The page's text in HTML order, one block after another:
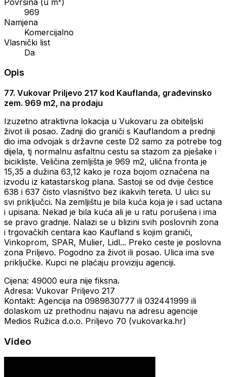
969
Namjena
Komercijalno
Vlasnički list
Da
Opis
77. Vukovar Priljevo 217 kod Kauflanda, građevinsko
zem. 969 m2, na prodaju
Izuzetno atraktivna lokacija u Vukovaru za obiteljski
život ili posao. Zadnji dio graniči s Kauflandom a prednji
dio ima odvojak s državne ceste D2 samo za potrebe tog
dijela, tj normalnu asfaltnu cestu sa stazom za pješake i
bicikliste. Veličina zemljišta je 969 m2, ulična fronta je
15,35 a dužina 63,12 kako je roza bojom označena na
izvodu iz katastarskog plana. Sastoji se od dvije čestice
638 i 637 čisto vlasništvo bez ikakvih tereta. U ulici su
svi priključci. Na zemljištu je bila kuća koja je i sad uctana
i upisana. Nekad je bila kuća ali je u ratu porušena i ima
se pravo gradnje. Nalazi se u blizini svih poslovnih zona
i trgovačkih centara kao Kaufland s kojim graniči,
Vinkoprom, SPAR, Mulier, Lidl... Preko ceste je poslovna
zona Priljevo. Pogodno za život ili posao. Ulica ima sve
priključke. Kupci ne plaćaju proviziju agenciji.
Cijena: 49000 eura nije fiksna.
Adresa: Vukovar Priljevo 217
Kontakt: Agencija na 0989830777 ili 032441999 ili
dolaskom uz prethodnu najavu na adresu agencije
Medios Ružica d.o.o. Priljevo 70 (vukovarka.hr)
Video